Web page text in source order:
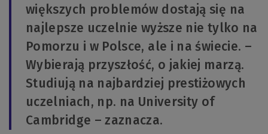
większych problemów dostają się na
najlepsze uczelnie wyższe nie tylko na
Pomorzu i w Polsce, ale i na świecie. –
Wybierają przyszłość, o jakiej marzą.
Studiują na najbardziej prestiżowych
uczelniach, np. na University of
Cambridge – zaznacza.